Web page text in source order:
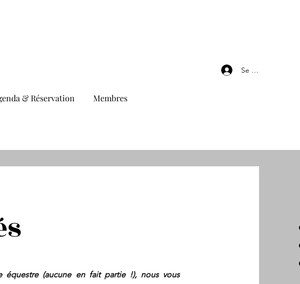
Se connecter
& Réservation Membres
équestre (aucune en fait partie !), nous vous